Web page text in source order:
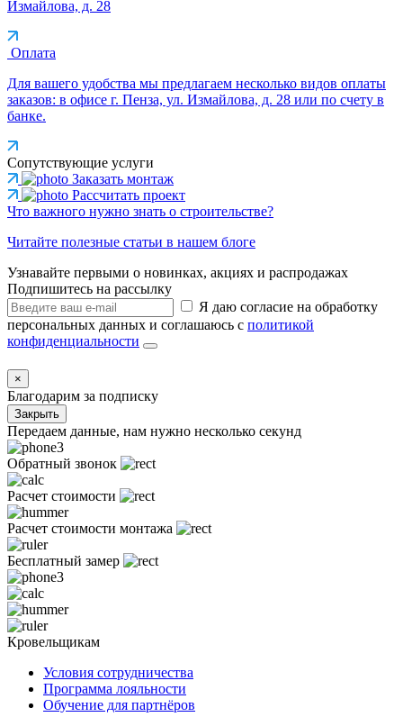
Измайлова, д. 28
Оплата
Для вашего удобства мы предлагаем несколько видов оплаты
заказов: в офисе г. Пенза, ул. Измайлова, д. 28 или по счету в
банке.
Сопутствующие услуги
Заказать монтаж
Рассчитать проект
Что важного нужно знать о строительстве?
Читайте полезные статьи в нашем блоге
Узнавайте первыми о новинках, акциях и распродажах
Подпишитесь на рассылку
Я даю согласие на обработку
персональных данных и соглашаюсь с политикой
конфиденциальности
×
Благодарим за подписку
Закрыть
Передаем данные, нам нужно несколько секунд
Обратный звонок
Расчет стоимости
Расчет стоимости монтажа
Бесплатный замер
Кровельщикам
Условия сотрудничества
Программа лояльности
Обучение для партнёров